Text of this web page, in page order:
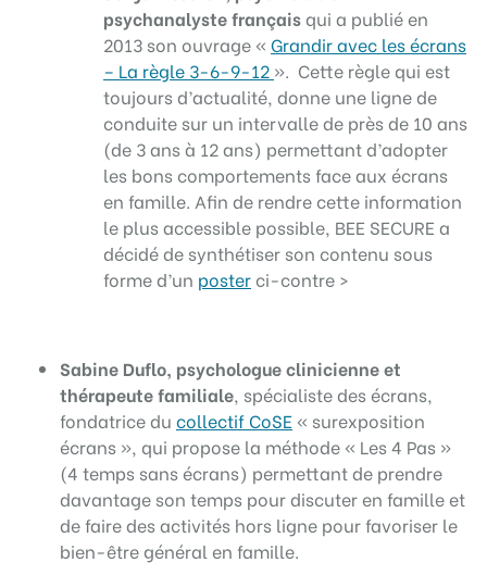
psychanalyste français qui a publié en
2013 son ouvrage « Grandir avec les écrans
– La règle 3-6-9-12 ». Cette règle qui est
toujours d’actualité, donne une ligne de
conduite sur un intervalle de près de 10 ans
(de 3 ans à 12 ans) permettant d’adopter
les bons comportements face aux écrans
en famille. Afin de rendre cette information
le plus accessible possible, BEE SECURE a
décidé de synthétiser son contenu sous
forme d’un poster ci-contre >
Sabine Duflo, psychologue clinicienne et
thérapeute familiale, spécialiste des écrans,
fondatrice du collectif CoSE « surexposition
écrans », qui propose la méthode « Les 4 Pas »
(4 temps sans écrans) permettant de prendre
davantage son temps pour discuter en famille et
de faire des activités hors ligne pour favoriser le
bien-être général en famille.